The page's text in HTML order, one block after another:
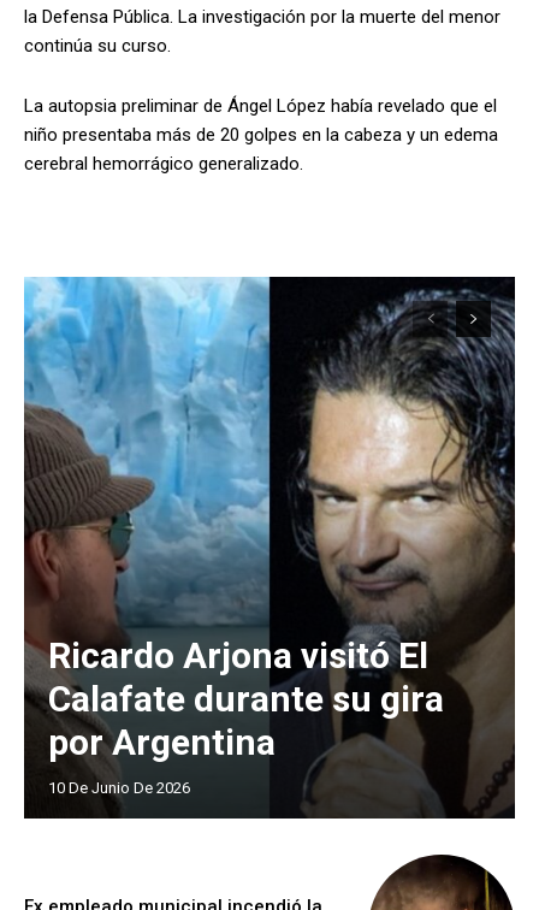
la Defensa Pública. La investigación por la muerte del menor
continúa su curso.
La autopsia preliminar de Ángel López había revelado que el
niño presentaba más de 20 golpes en la cabeza y un edema
cerebral hemorrágico generalizado.
Ricardo Arjona visitó El
Calafate durante su gira
por Argentina
10 De Junio De 2026